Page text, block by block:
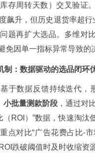
存周转天数）交叉验证
飙升，但历史退货率超行
题再扩大选品。多维对
免因单一指标异常导致的
制：数据驱动的选品闭环
于数据反馈持续迭代，
小批量测款阶段，通过对
（ROI）”数据，快速淘汰
重点对比“广告花费占比-
跌破阈值时及时收缩资